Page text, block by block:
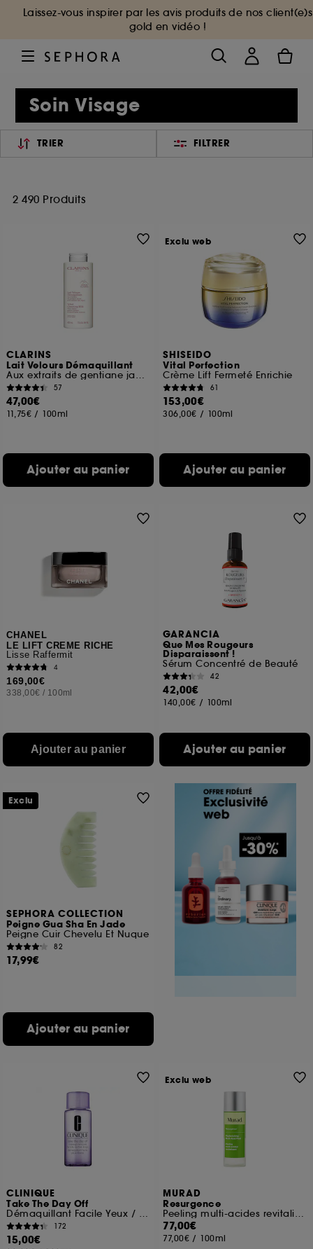
Laissez-vous inspirer par les avis produits de nos client(e)s
gold en vidéo !
Soin Visage
TRIER FILTRER
2 490 Produits
CLARINS
Lait Velours Démaquillant
Aux extraits de gentiane jaune & mélisse des Alpes
57
47,00€
11,75€ / 100ml
Ajouter au panier
SHISEIDO
Vital Perfection
Crème Lift Fermeté Enrichie
61
153,00€
306,00€ / 100ml
Ajouter au panier
Exclu web
CHANEL
LE LIFT CREME RICHE
Lisse Raffermit
4
169,00€
338,00€ / 100ml
Ajouter au panier
GARANCIA
Que Mes Rougeurs
Disparaissent !
Sérum Concentré de Beauté
42
42,00€
140,00€ / 100ml
Ajouter au panier
SEPHORA COLLECTION
Peigne Gua Sha En Jade
Peigne Cuir Chevelu Et Nuque
82
17,99€
Ajouter au panier
Exclu
CLINIQUE
Take The Day Off
Démaquillant Facile Yeux / Lèvres Format Voyage
172
15,00€
MURAD
Resurgence
Peeling multi-acides revitalisant
77,00€
77,00€ / 100ml
Exclu web